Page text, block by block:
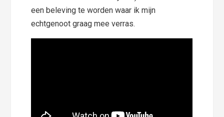
een beleving te worden waar ik mijn
echtgenoot graag mee verras.